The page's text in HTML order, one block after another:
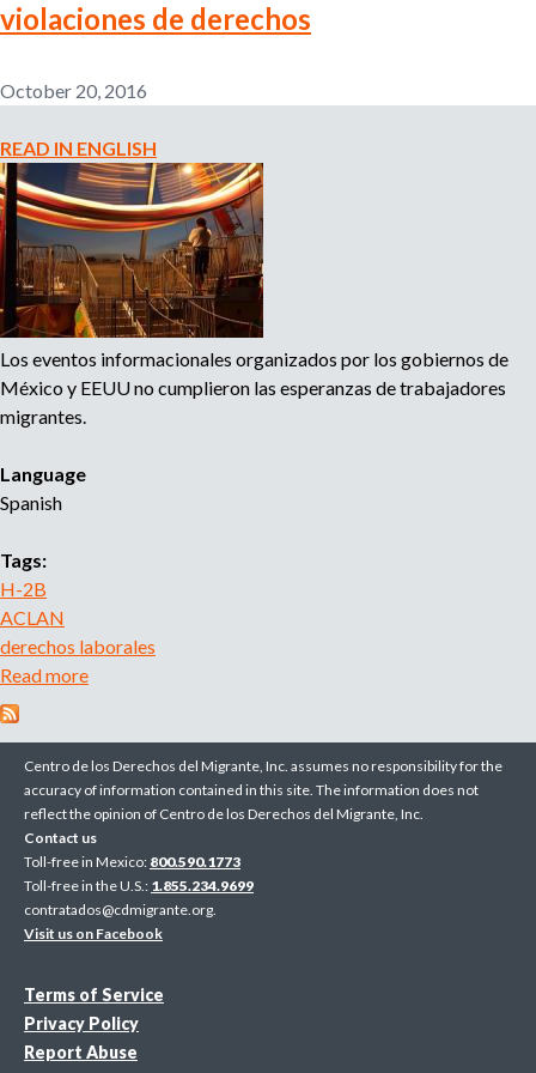
r
m
n
p
o
y
e
r
,
r
e
c
r
u
i
e
c
r
i
t
m
e
n
t
a
g
e
c
y
violaciones de derechos
October 20, 2016
READ IN ENGLISH
Los eventos informacionales organizados por los gobiernos de
México y EEUU no cumplieron las esperanzas de trabajadores
migrantes.
Language
Spanish
Tags:
H-2B
ACLAN
derechos laborales
Read more
u
t
T
r
b
a
a
d
o
Centro de los Derechos del Migrante, Inc. assumes no responsibility for the
accuracy of information contained in this site. The information does not
reflect the opinion of Centro de los Derechos del Migrante, Inc.
Contact us
Toll-free in Mexico: 800.590.1773
Toll-free in the U.S.: 1.855.234.9699
contratados@cdmigrante.org
Visit us on Facebook
Terms of Service
Privacy Policy
Report Abuse